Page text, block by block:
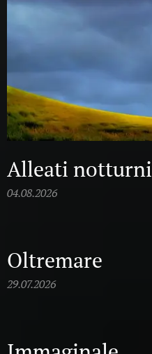
Alleati notturni
04.08.2026
Oltremare
29.07.2026